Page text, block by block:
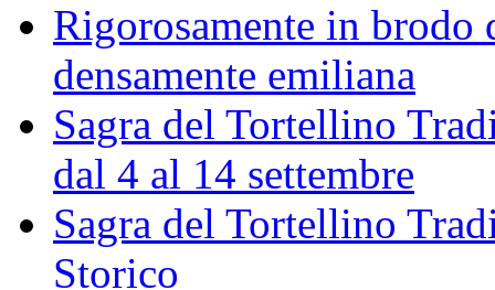
Rigorosamente in brodo
densamente emiliana
Sagra del Tortellino
dal 4 al 14 settembre
Sagra del Tortellino
Storico